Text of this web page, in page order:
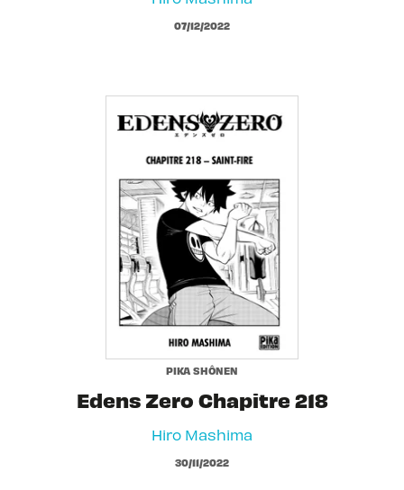
07/12/2022
PIKA SHÔNEN
Edens Zero Chapitre 218
Hiro Mashima
30/11/2022